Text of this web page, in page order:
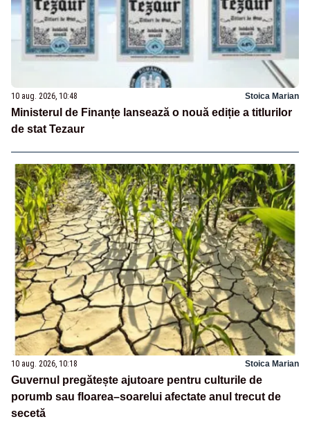
10 aug. 2026, 10:48 Stoica Marian
Ministerul de Finanțe lansează o nouă ediție a titlurilor
de stat Tezaur
10 aug. 2026, 10:18 Stoica Marian
Guvernul pregătește ajutoare pentru culturile de
porumb sau floarea–soarelui afectate anul trecut de
secetă